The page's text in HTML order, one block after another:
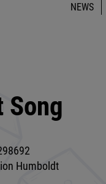
NEWS
Song
Humboldt